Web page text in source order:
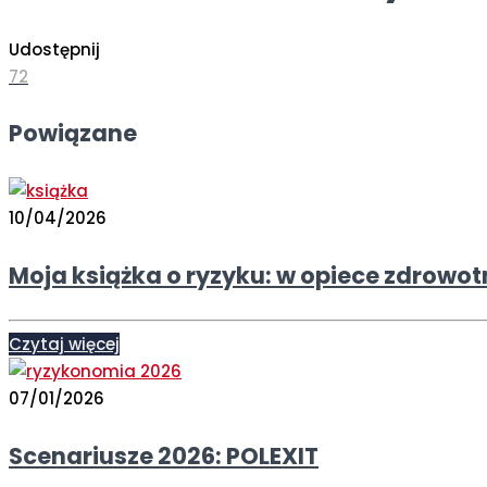
Udostępnij
72
Powiązane
10/04/2026
Moja książka o ryzyku: w opiece
Czytaj więcej
07/01/2026
Scenariusze 2026: POLEXIT